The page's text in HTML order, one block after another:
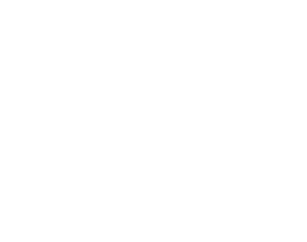
navikli smo da užižemo